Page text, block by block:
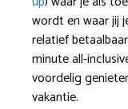
wordt en waar jij
relatief
minute all-
voordelig
vakantie.